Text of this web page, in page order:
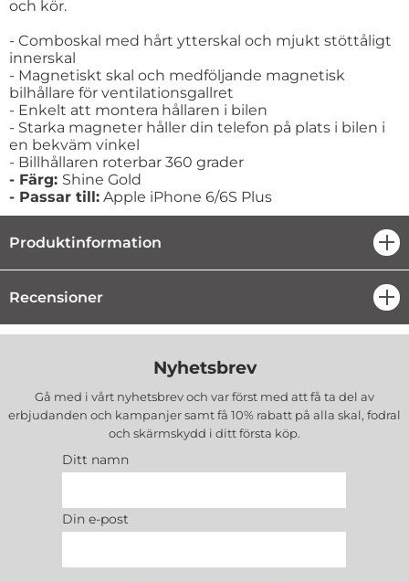
och kör.
- Comboskal med hårt ytterskal och mjukt stöttåligt
innerskal
- Magnetiskt skal och medföljande magnetisk
bilhållare för ventilationsgallret
- Enkelt att montera hållaren i bilen
- Starka magneter håller din telefon på plats i bilen i
en bekväm vinkel
- Billhållaren roterbar 360 grader
- Färg: Shine Gold
- Passar till: Apple iPhone 6/6S Plus
Produktinformation
Recensioner
Nyhetsbrev
Gå med i vårt nyhetsbrev och var först med att få ta del av
erbjudanden och kampanjer samt få 10% rabatt på alla skal, fodral
och skärmskydd i ditt första köp.
Ditt namn
Din e-post